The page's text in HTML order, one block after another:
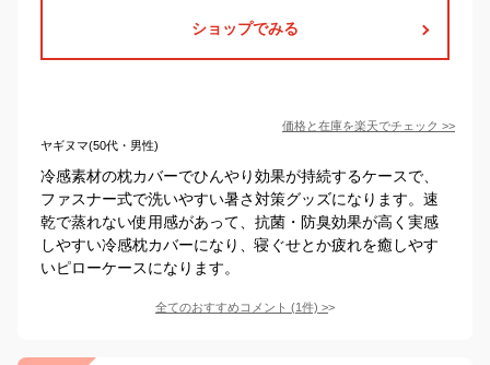
ショップでみる
価格と在庫を楽天でチェック >>
ヤギヌマ(50代・男性)
冷感素材の枕カバーでひんやり効果が持続するケースで、
ファスナー式で洗いやすい暑さ対策グッズになります。速
乾で蒸れない使用感があって、抗菌・防臭効果が高く実感
しやすい冷感枕カバーになり、寝ぐせとか疲れを癒しやす
いピローケースになります。
全てのおすすめコメント (1件) >